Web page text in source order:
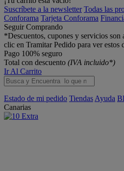
Suscríbete a la newsletter Todas las
Conforama Tarjeta Conforama
Seguir Comprando
*Descuentos, cupones y servicios
clic en Tramitar Pedido para ver estos
Pago 100% seguro
Total con descuento (IVA incluido*)
Ir Al Carrito
Estado de mi pedido Tiendas Ayuda
Canarias